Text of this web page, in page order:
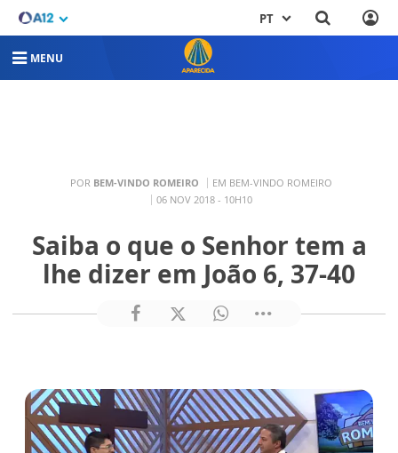
PT
MENU
POR BEM-VINDO ROMEIRO
EM BEM-VINDO ROMEIRO
06 NOV 2018 - 10H10
Saiba o que o Senhor tem a
lhe dizer em João 6, 37-40